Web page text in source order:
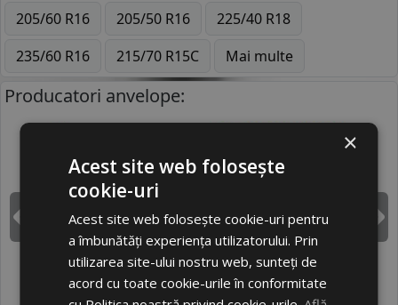
205/60 R16
205/50 R16
225/40 R18
235/60 R16
215/70 R15C Mai multe
Producatori anvelope:
BRIDGESTONE CONTINENTAL
DUNLOP GOODYEAR
HANKOOK MICHELIN
Inapoi
×
Acest site web folosește
cookie-uri
Acest site web folosește cookie-uri pentru
a îmbunătăți experiența utilizatorului. Prin
utilizarea site-ului nostru web, sunteți de
acord cu toate cookie-urile în conformitate